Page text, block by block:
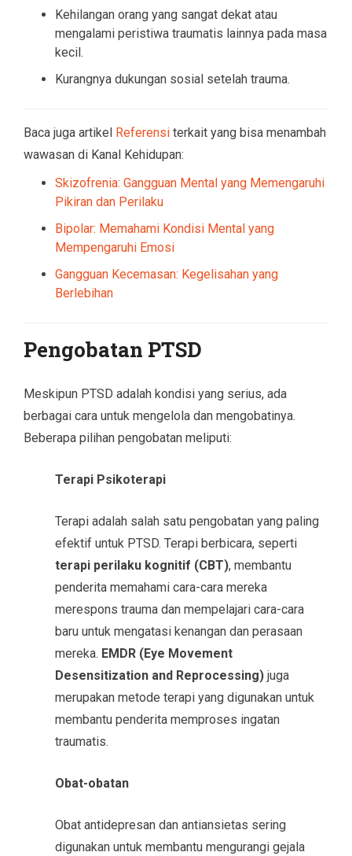
Kehilangan orang yang sangat dekat atau
mengalami peristiwa traumatis lainnya pada masa
kecil.
Kurangnya dukungan sosial setelah trauma.
Baca juga artikel Referensi terkait yang bisa menambah
wawasan di Kanal Kehidupan:
Skizofrenia: Gangguan Mental yang Memengaruhi
Pikiran dan Perilaku
Bipolar: Memahami Kondisi Mental yang
Mempengaruhi Emosi
Gangguan Kecemasan: Kegelisahan yang
Berlebihan
Pengobatan PTSD
Meskipun PTSD adalah kondisi yang serius, ada
berbagai cara untuk mengelola dan mengobatinya.
Beberapa pilihan pengobatan meliputi:
Terapi Psikoterapi
Terapi adalah salah satu pengobatan yang paling
efektif untuk PTSD. Terapi berbicara, seperti
terapi perilaku kognitif (CBT), membantu
penderita memahami cara-cara mereka
merespons trauma dan mempelajari cara-cara
baru untuk mengatasi kenangan dan perasaan
mereka. EMDR (Eye Movement
Desensitization and Reprocessing) juga
merupakan metode terapi yang digunakan untuk
membantu penderita memproses ingatan
traumatis.
Obat-obatan
Obat antidepresan dan antiansietas sering
digunakan untuk membantu mengurangi gejala